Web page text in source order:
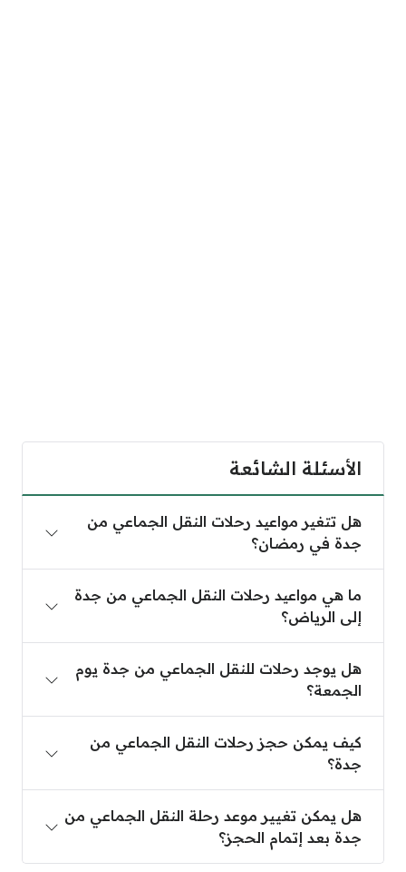
الأسئلة الشائعة
هل تتغير مواعيد رحلات النقل الجماعي من
جدة في رمضان؟
ما هي مواعيد رحلات النقل الجماعي من جدة
إلى الرياض؟
هل يوجد رحلات للنقل الجماعي من جدة يوم
الجمعة؟
كيف يمكن حجز رحلات النقل الجماعي من
جدة؟
هل يمكن تغيير موعد رحلة النقل الجماعي من
جدة بعد إتمام الحجز؟